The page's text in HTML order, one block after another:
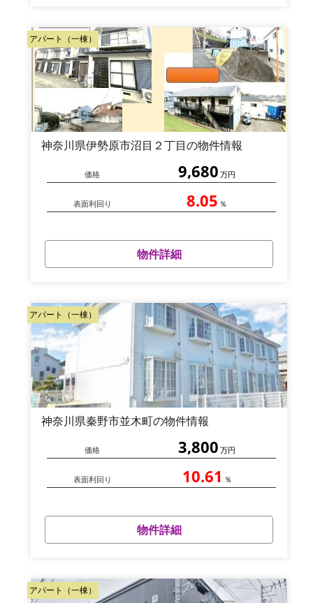
アパート（一棟）
神奈川県伊勢原市沼目２丁目の物件情報
価格 9,680 万円
表面利回り 8.05 ％
物件詳細
アパート（一棟）
神奈川県秦野市並木町の物件情報
価格 3,800 万円
表面利回り 10.61 ％
物件詳細
アパート（一棟）